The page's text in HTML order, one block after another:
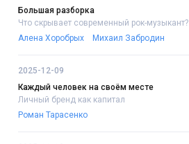
Большая разборка
Что скрывает современный рок-музыкант?
Алена Хоробрых
Михаил Забродин
2025-12-09
Каждый человек на своём месте
Личный бренд как капитал
Роман Тарасенко